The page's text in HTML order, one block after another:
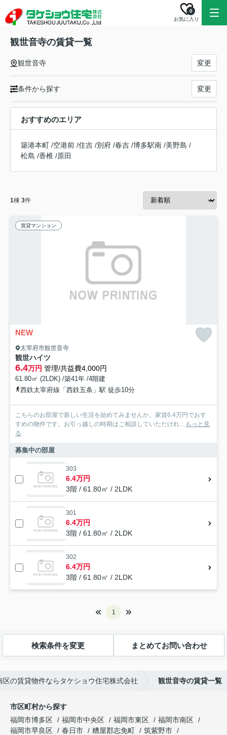
お気に入り
0
観世音寺の賃貸一覧
観世音寺 変更
条件から探す 変更
おすすめのエリア
築港本町 /空港前 /住吉 /別府 /春吉 /博多駅南 /美野島 /
松島 /香椎 /原田
1棟 3件
賃貸マンション
NEW
太宰府市観世音寺
観世ハイツ
6.4万円 管理/共益費4,000円
61.80㎡ (2LDK) /築41年 /4階建
西鉄太宰府線「西鉄五条」駅 徒歩10分
こちらのお部屋で新しい生活を始めてみませんか。家賃6.4万円でおす
すめの物件です。お引っ越しの時期はご相談していただけれ... もっと見
る
募集中の部屋
303
6.4万円
3階 / 61.80㎡ / 2LDK
301
6.4万円
3階 / 61.80㎡ / 2LDK
302
6.4万円
3階 / 61.80㎡ / 2LDK
1
検索条件を変更 まとめてお問い合わせ
区の賃貸物件ならタケショウ住宅株式会社 観世音寺の賃貸一覧
市区町村から探す
福岡市博多区
福岡市中央区 福岡市東区
福岡市南区
福岡市早良区
春日市 糟屋郡志免町
筑紫野市